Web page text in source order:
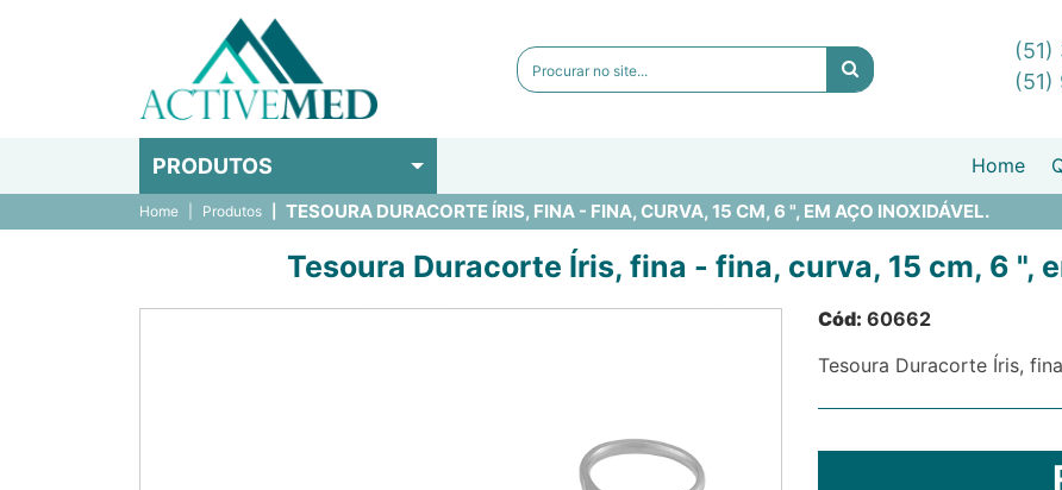
(51)
PRODUTOS Home
Home Produtos TESOURA DURACORTE ÍRIS, FINA - FINA, CURVA, 15 CM, 6 ", EM AÇO INOXIDÁVEL.
Tesoura Duracorte Íris, fina - fina, curva, 15 cm, 6 ",
Cód: 60662
Tesoura Duracorte Íris,